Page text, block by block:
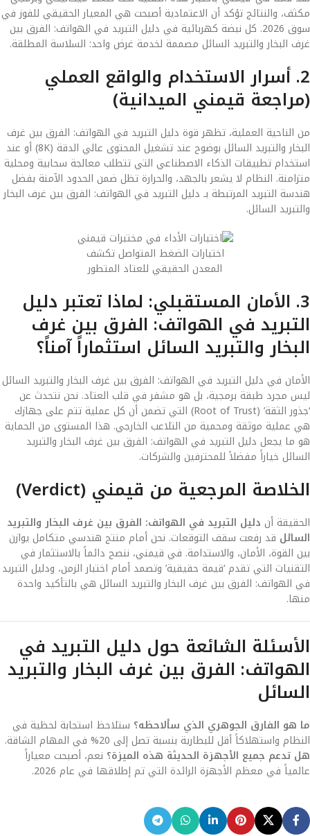
مكثف، والنتائج تؤكد أن الاعتمادية أصبحت هي المعيار الحقيقي للفوز في
سوق 2026. كل نبضة كهربائية في دليل التبريد في الهواتف: الفرق بين
غرف البخار والتبريد السائل مصممة لخدمة غرض واحد: السلاسة المطلقة.
2. أسرار الاستخدام والواقع العملي
(مراجعة قيمني الميدانية)
من الناحية العملية، تظهر قوة دليل التبريد في الهواتف: الفرق بين غرف
البخار والتبريد السائل بوضوح عند تشغيل المحتوى عالي الدقة (8K) أو عند
استخدام تطبيقات الذكاء الاصطناعي التي تتطلب معالجة سحابية ومحلية
متزامنة. النظام لا يشعر بالجهد، والحرارة تظل ضمن الحدود الآمنة بفضل
هندسة التبريد المرتبطة بـ دليل التبريد في الهواتف: الفرق بين غرف البخار
والتبريد السائل.
اختبارات الضغط المتواصل تكشف
المعدن الحقيقي للعتاد المتطور
3. الأمان المستقبلي: لماذا تعتبر دليل
التبريد في الهواتف: الفرق بين غرف
البخار والتبريد السائل استثماراً آمناً؟
الأمان في دليل التبريد في الهواتف: الفرق بين غرف البخار والتبريد السائل
ليس مجرد طبقة برمجية، بل هو مشفر في قلب العتاد. نحن نتحدث عن
‘جذور الثقة’ (Root of Trust) التي تضمن أن كل عملية تتم على جهازك
هي عملية موثقة ومحمية من التلاعب الخارجي. هذا المستوى من الحماية
هو ما يجعل دليل التبريد في الهواتف: الفرق بين غرف البخار والتبريد
السائل خياراً مفضلاً للمحترفين والشركات.
الخلاصة المرجعية من قيمني (Verdict)
الحقيقة أن دليل التبريد في الهواتف: الفرق بين غرف البخار والتبريد
السائل قد رفعت سقف التوقعات. نحن أمام منتج هندسي متكامل يوازن
بين القوة، الأمان، والاستدامة. في قيمني، ننصح دائماً بالاستثمار في
التقنيات التي تقدم ‘قيمة حقيقية’ وتصمد أمام اختبار الزمن، ودليل التبريد
في الهواتف: الفرق بين غرف البخار والتبريد السائل هي بالتأكيد واحدة
منها.
الأسئلة الشائعة حول دليل التبريد في
الهواتف: الفرق بين غرف البخار والتبريد
السائل
ما هو الفارق الجوهري الذي سألاحظه؟ ستلاحظ استجابة لحظية في
النظام واستهلاكاً أقل للبطارية بنسبة تصل إلى 20% في المهام الشاقة.
هل تدعم جميع الأجهزة الحديثة هذه الميزة؟ نعم، أصبحت معياراً
عالمياً في معظم الأجهزة الرائدة التي تم إطلاقها في عام 2026.